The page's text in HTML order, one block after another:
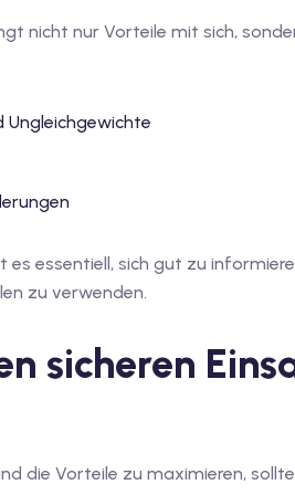
nicht nur Vorteile mit sich,
Ungleichgewichte
es essentiell, sich gut zu
zu verwenden.
sicheren
die Vorteile zu maximieren,